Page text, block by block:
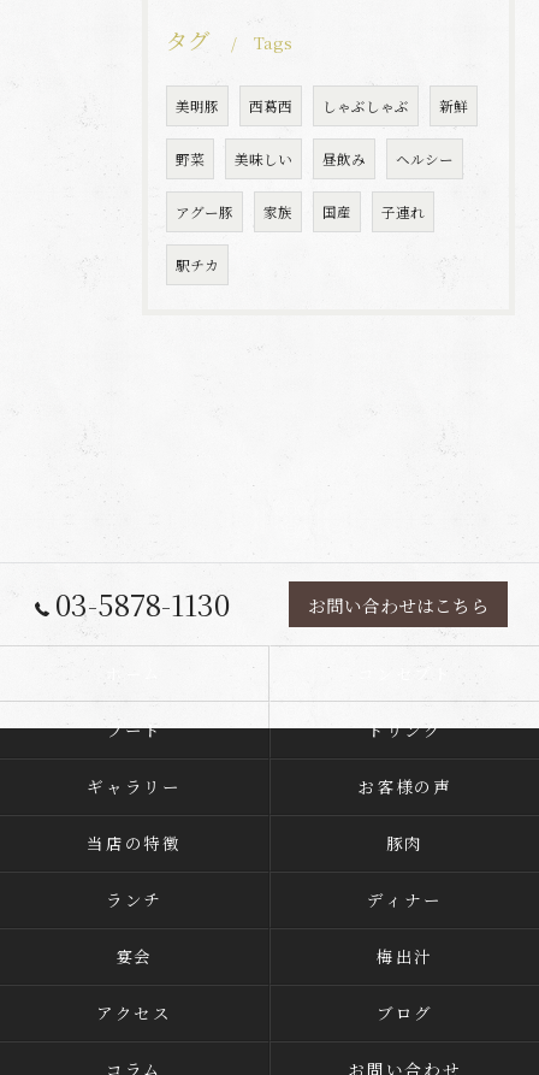
タグ Tags
美明豚 西葛西 しゃぶしゃぶ 新鮮
野菜 美味しい 昼飲み ヘルシー
アグー豚 家族 国産 子連れ
駅チカ
03-5878-1130 お問い合わせはこちら
コンセプト
フード ドリンク
ギャラリー お客様の声
当店の特徴 豚肉
ランチ ディナー
宴会 梅出汁
アクセス ブログ
コラム お問い合わせ